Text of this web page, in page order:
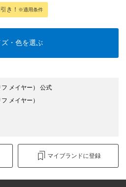
き！ ※適用条件
ズ・色を選ぶ
メイヤー） 公式
フ メイヤー）
マイブランドに登録